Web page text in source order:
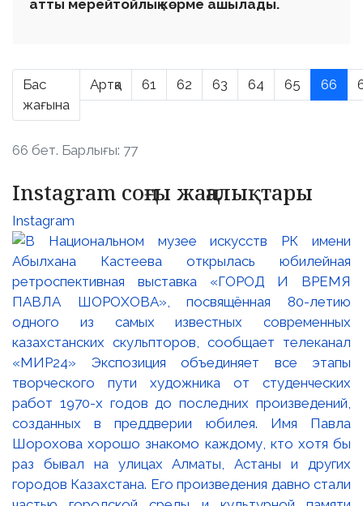
атты мерейтойлық көрме ашылады.
Бас
жағына
Артқа 61 62 63 64 65 66
66 бет. Барлығы: 77
Instagram соңғы жаңалықтары
Instagram